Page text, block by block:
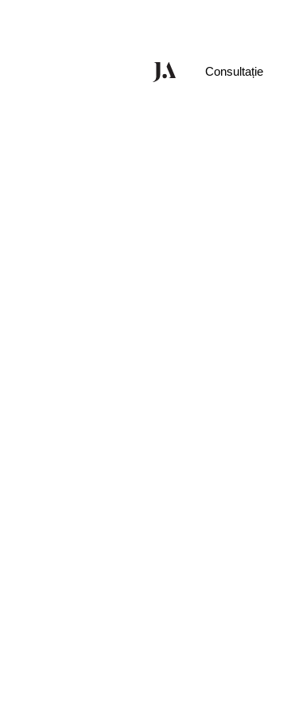
Consultație